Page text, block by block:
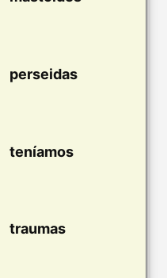
perseidas
teníamos
traumas